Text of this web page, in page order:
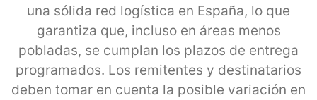
una sólida red logística en España, lo que
garantiza que, incluso en áreas menos
pobladas, se cumplan los plazos de entrega
programados. Los remitentes y destinatarios
deben tomar en cuenta la posible variación en